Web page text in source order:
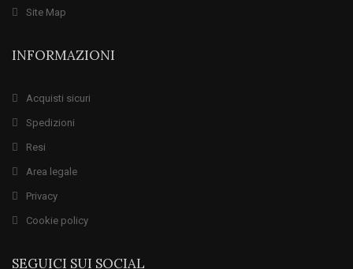
Site Map
INFORMAZIONI
Acquisti sicuri
Spedizioni
Resi
Area legale
Privacy
Cookie policy
SEGUICI SUI SOCIAL